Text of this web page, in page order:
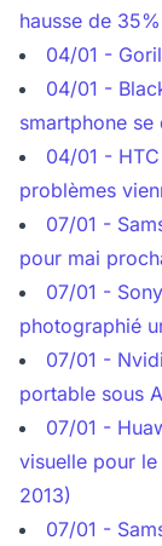
hausse de
04/01 -
04/01 -
smartphone se
04/01 -
problèmes
07/01 -
pour mai
07/01 -
photographié
07/01 -
portable sous
07/01 -
visuelle pour
2013)
07/01 -